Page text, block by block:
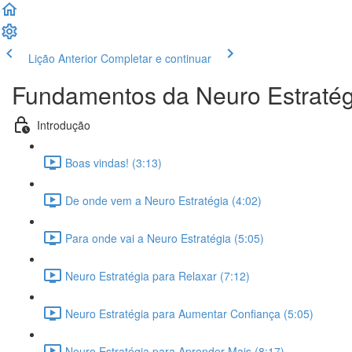
Lição Anterior Completar e continuar
Fundamentos da Neuro
Introdução
Boas vindas! (3:13)
De onde vem a Neuro Estratégia (4:02)
Para onde vai a Neuro Estratégia (5:05)
Neuro Estratégia para Relaxar (7:12)
Neuro Estratégia para Aumentar Confiança (5:05)